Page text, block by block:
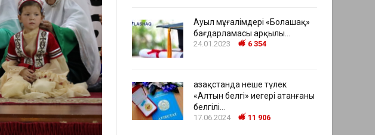
Ауыл мұғалімдері «Болашақ»
бағдарламасы арқылы…
24.01.2023 6 354
Қазақстанда неше түлек
«Алтын белгі» иегері атанғаны
белгілі…
17.06.2024 11 906